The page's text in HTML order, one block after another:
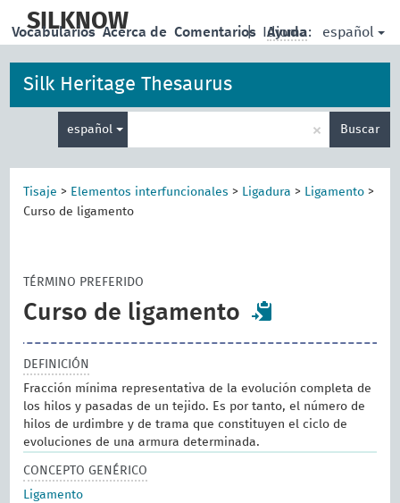
main
SILKNOW | Idioma: español
Vocabularios Acerca de Comentarios Ayuda
Silk Heritage Thesaurus
español × Buscar
Tisaje > Elementos interfuncionales > Ligadura > Ligamento >
Curso de ligamento
TÉRMINO PREFERIDO
Curso de ligamento
DEFINICIÓN
Fracción mínima representativa de la evolución completa de
los hilos y pasadas de un tejido. Es por tanto, el número de
hilos de urdimbre y de trama que constituyen el ciclo de
evoluciones de una armura determinada.
CONCEPTO GENÉRICO
Ligamento